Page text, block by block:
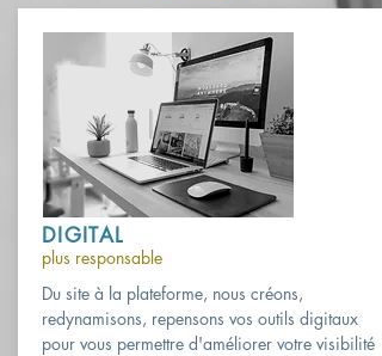
DIGITAL
plus responsable
Du site à la plateforme, nous créons,
redynamisons, repensons vos outils digitaux
pour vous permettre d'améliorer votre visibilité